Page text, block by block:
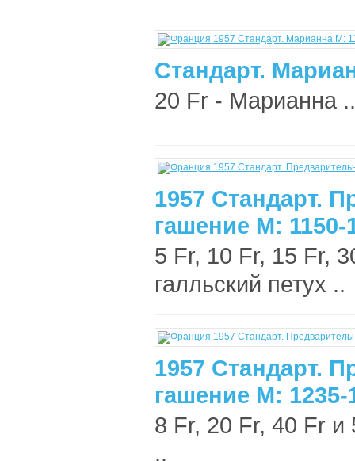
Стандарт.
20 Fr - Марианна ..
1957 Стандарт.
гашение М: 1150-
5 Fr, 10 Fr, 15 Fr,
галльский петух ..
1957 Стандарт.
гашение М: 1235-
8 Fr, 20 Fr, 40 Fr и
..